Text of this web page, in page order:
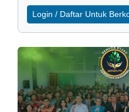
Login / Daftar Untuk